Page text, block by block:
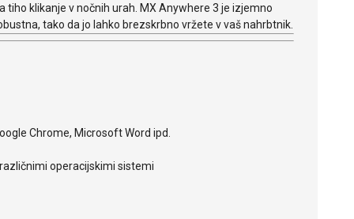
tiho klikanje v nočnih urah. MX Anywhere 3 je izjemno
tako da jo lahko brezskrbno vržete v vaš nahrbtnik.
Chrome, Microsoft Word ipd.
operacijskimi sistemi